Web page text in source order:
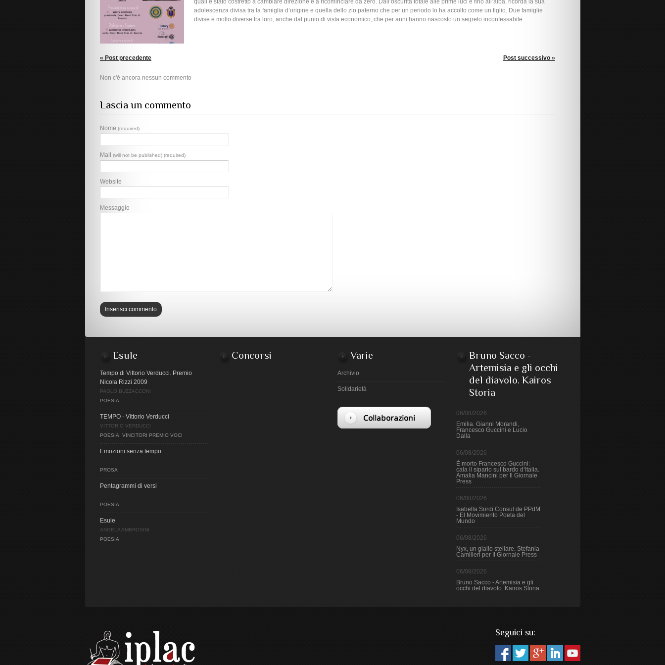
quali è stato costretto a cambiare direzione e a ricominciare da zero. Dall’oscurità totale alle prime luci e fino all’alba, ricorda la sua
adolescenza divisa tra la famiglia d’origine e quella dello zio paterno che per un periodo lo ha accolto come un figlio. Due famiglie
divise e molto diverse tra loro, anche dal punto di vista economico, che per anni hanno nascosto un segreto inconfessabile.
« Post precedente Post successivo »
Non c'è ancora nessun commento
Lascia un commento
Nome (required)
Mail (will not be published) (required)
Website
Messaggio
Esule
Tempo di Vittorio Verducci. Premio
Nicola Rizzi 2009
PAOLO BUZZACCONI
POESIA
TEMPO - Vittorio Verducci
VITTORIO VERDUCCI
POESIA
VINCITORI PREMIO VOCI
Emozioni senza tempo
PROSA
Pentagrammi di versi
POESIA
Esule
ANGELA AMBROSINI
POESIA
Concorsi Varie
Archivio
Solidarietà
Bruno Sacco -
Artemisia e gli occhi
del diavolo. Kairos
Storia
06/08/2026
Emilia. Gianni Morandi,
Francesco Guccini e Lucio
Dalla
06/08/2026
È morto Francesco Guccini:
cala il sipario sul bardo d’Italia.
Amalia Mancini per Il Giornale
Press
06/08/2026
Isabella Sordi Consul de PPdM
- El Movimiento Poeta del
Mundo
06/08/2026
Nyx, un giallo stellare. Stefania
Camilleri per Il Giornale Press
06/08/2026
Bruno Sacco - Artemisia e gli
occhi del diavolo. Kairos Storia
Seguici su: